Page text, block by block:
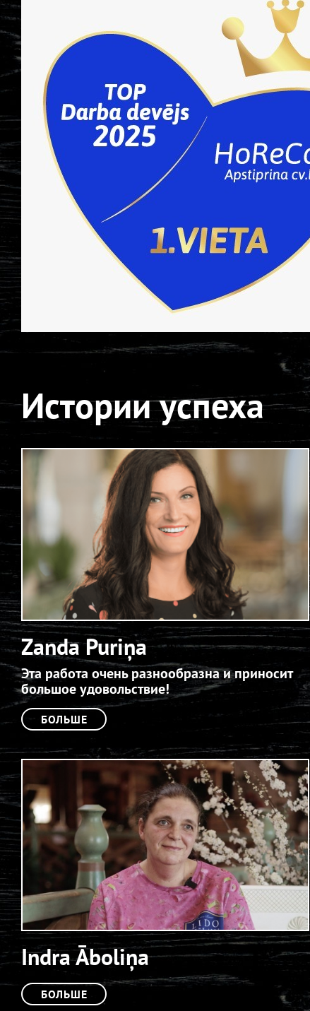
LIDO ATPŪTAS CENTRS
LIDO
LIDO ATPŪTAS CENTRS
LIDO RĪGA PLAZA
LIDO ATPŪTAS CENTRS
LIDO ORIGO
LIDO RĪGA PLAZA
LIDO ATPŪTAS CENTRS
LIDO AS[H]ais veikals
LIDO RĪGA PLAZA
LIDO ATPŪTAS CENTRS
LIDO RĪGA PLAZA
LIDO SPICE
LIDO DAMME
LIDO SPICE
Истории успеха
Zanda Puriņa
Эта работа очень разнообразна и приносит
большое удовольствие!
БОЛЬШЕ
Indra Āboliņa
БОЛЬШЕ